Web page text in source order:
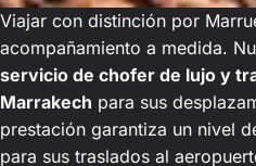
Viajar con distinción por
acompañamiento a medida.
servicio de chofer de lujo y
Marrakech para sus
prestación garantiza un nivel
para sus traslados al